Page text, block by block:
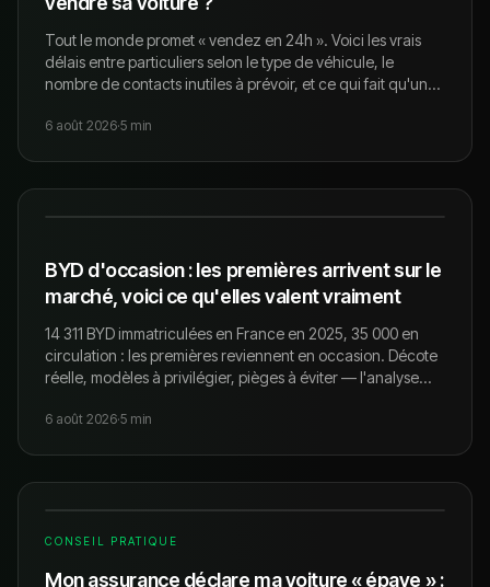
Tout le monde promet « vendez en 24h ». Voici les vrais
délais entre particuliers selon le type de véhicule, le
nombre de contacts inutiles à prévoir, et ce qui fait qu'une
6 août 2026·5 min
BYD d'occasion : les premières arrivent sur le
marché, voici ce qu'elles valent vraiment
14 311 BYD immatriculées en France en 2025, 35 000 en
circulation : les premières reviennent en occasion. Décote
réelle, modèles à privilégier, pièges à éviter — l'analyse
6 août 2026·5 min
CONSEIL PRATIQUE
Mon assurance déclare ma voiture « épave » :